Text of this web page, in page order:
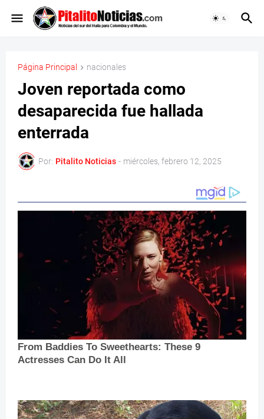
Página Principal nacionales
Joven reportada como
desaparecida fue hallada
enterrada
Por: Pitalito Noticias - miércoles, febrero 12, 2025